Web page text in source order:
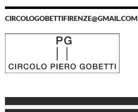
CIRCOLOGOBETTIFIRENZE@GMAIL.COM